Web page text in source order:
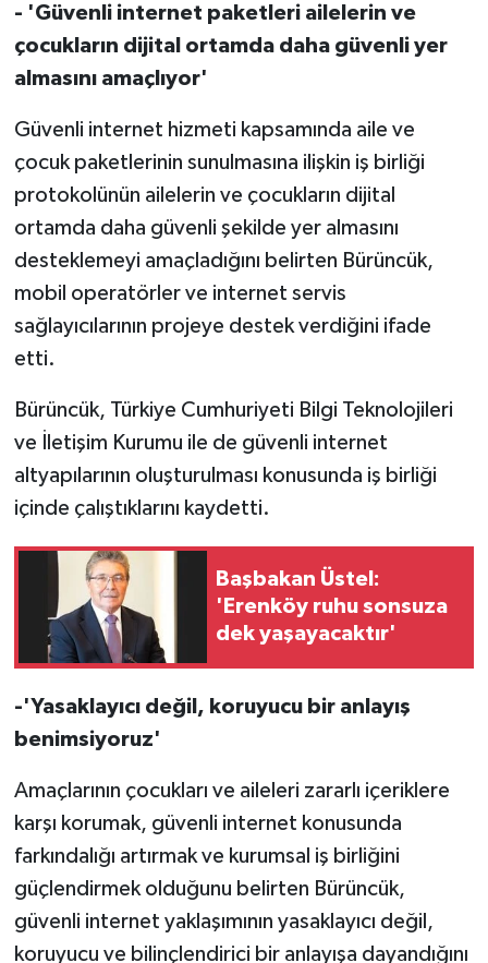
- 'Güvenli internet paketleri ailelerin ve
çocukların dijital ortamda daha güvenli yer
almasını amaçlıyor'
Güvenli internet hizmeti kapsamında aile ve
çocuk paketlerinin sunulmasına ilişkin iş birliği
protokolünün ailelerin ve çocukların dijital
ortamda daha güvenli şekilde yer almasını
desteklemeyi amaçladığını belirten Bürüncük,
mobil operatörler ve internet servis
sağlayıcılarının projeye destek verdiğini ifade
etti.
Bürüncük, Türkiye Cumhuriyeti Bilgi Teknolojileri
ve İletişim Kurumu ile de güvenli internet
altyapılarının oluşturulması konusunda iş birliği
içinde çalıştıklarını kaydetti.
Başbakan Üstel:
'Erenköy ruhu sonsuza
dek yaşayacaktır'
-'Yasaklayıcı değil, koruyucu bir anlayış
benimsiyoruz'
Amaçlarının çocukları ve aileleri zararlı içeriklere
karşı korumak, güvenli internet konusunda
farkındalığı artırmak ve kurumsal iş birliğini
güçlendirmek olduğunu belirten Bürüncük,
güvenli internet yaklaşımının yasaklayıcı değil,
koruyucu ve bilinçlendirici bir anlayışa dayandığını